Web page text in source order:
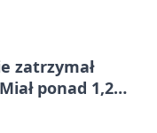
zatrzymał
ponad 1,2